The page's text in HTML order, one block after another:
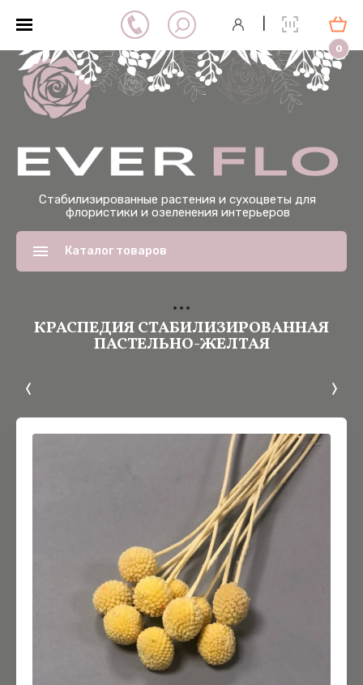
0
Стабилизированные растения и сухоцветы для
флористики и озеленения интерьеров
Каталог товаров
КРАСПЕДИЯ СТАБИЛИЗИРОВАННАЯ
ПАСТЕЛЬНО-ЖЕЛТАЯ